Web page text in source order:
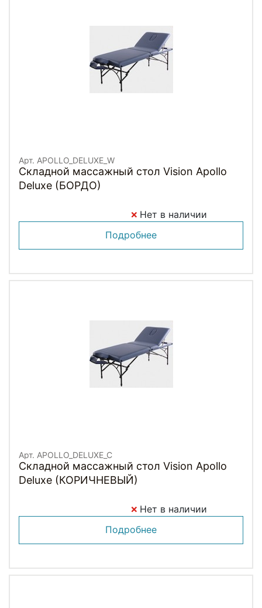
Арт. APOLLO_DELUXE_W
Складной массажный стол Vision Apollo
Deluxe (БОРДО)
Нет в наличии
Подробнее
Арт. APOLLO_DELUXE_C
Складной массажный стол Vision Apollo
Deluxe (КОРИЧНЕВЫЙ)
Нет в наличии
Подробнее